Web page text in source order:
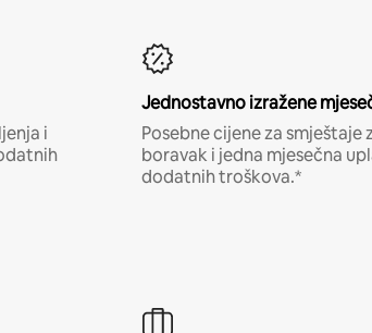
i
Jednostavno izražene
Posebne cijene za smještaje
boravak i jedna mjesečna
dodatnih troškova.*